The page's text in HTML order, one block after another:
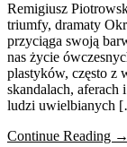
Remigiusz
triumfy, dramaty
przyciąga swoją
nas życie
plastyków, często z
skandalach, aferach
ludzi uwielbianych
Continue Reading →